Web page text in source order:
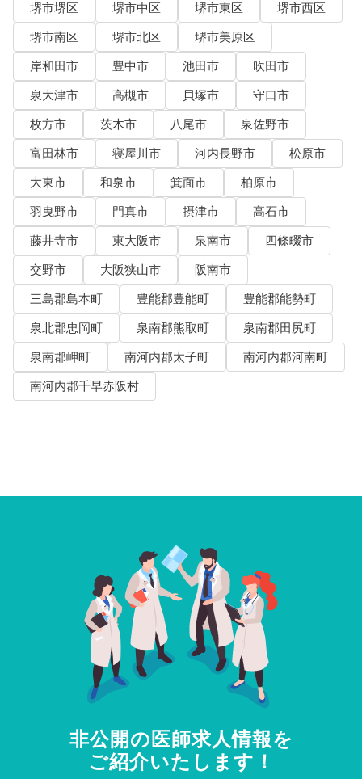
堺市堺区
堺市中区 堺市東区
堺市西区
堺市南区
堺市北区
堺市美原区
岸和田市
豊中市 池田市
吹田市
泉大津市
高槻市 貝塚市
守口市
枚方市
茨木市 八尾市
泉佐野市
富田林市
寝屋川市 河内長野市
松原市
大東市
和泉市 箕面市
柏原市
羽曳野市
門真市 摂津市
高石市
藤井寺市
東大阪市 泉南市
四條畷市
交野市
大阪狭山市
阪南市
三島郡島本町
豊能郡豊能町
豊能郡能勢町
泉北郡忠岡町
泉南郡熊取町
泉南郡田尻町
泉南郡岬町
南河内郡太子町
南河内郡河南町
南河内郡千早赤阪村
非公開の医師求人情報を
ご紹介いたします！